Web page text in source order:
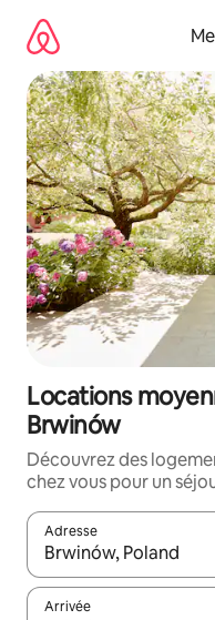
directement
contenu
Locations
Brwinów
Découvrez des
chez vous pour un
Adresse
Lorsque les résultats
Arrivée